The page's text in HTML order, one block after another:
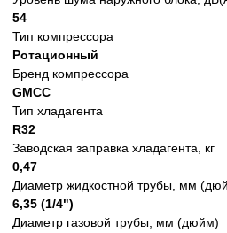
54
Тип компрессора
Ротационный
Бренд компрессора
GMCC
Тип хладагента
R32
Заводская заправка хладагента, кг
0,47
Диаметр жидкостной трубы, мм
6,35 (1/4")
Диаметр газовой трубы, мм (дюйм)